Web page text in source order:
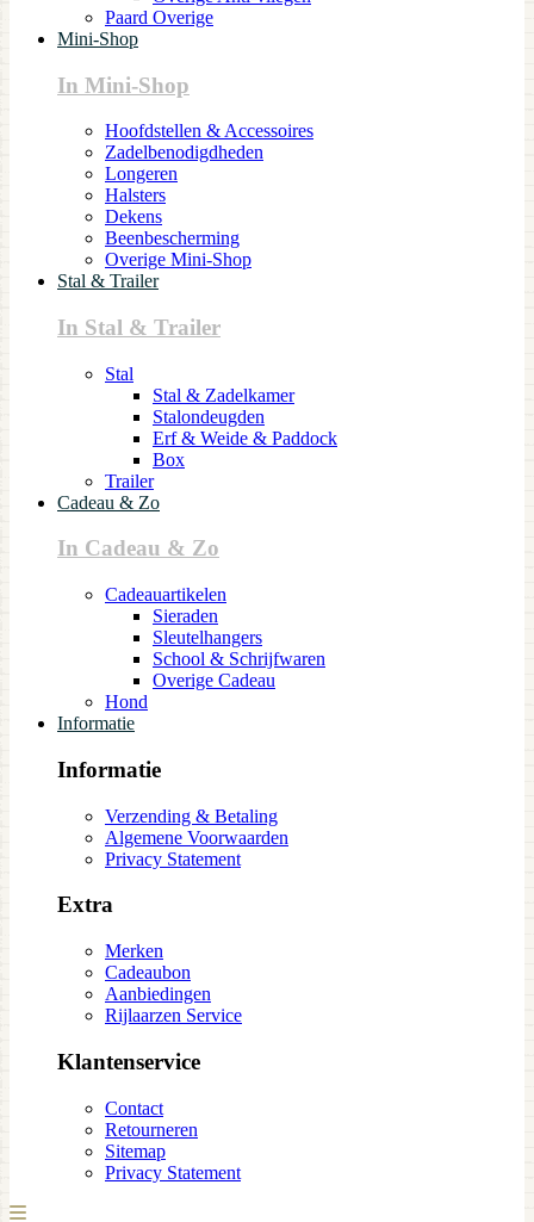
Paard Overige
Mini-Shop
In Mini-Shop
Hoofdstellen & Accessoires
Zadelbenodigdheden
Longeren
Halsters
Dekens
Beenbescherming
Overige Mini-Shop
Stal & Trailer
In Stal & Trailer
Stal
Stal & Zadelkamer
Stalondeugden
Erf & Weide & Paddock
Box
Trailer
Cadeau & Zo
In Cadeau & Zo
Cadeauartikelen
Sieraden
Sleutelhangers
School & Schrijfwaren
Overige Cadeau
Hond
Informatie
Informatie
Verzending & Betaling
Algemene Voorwaarden
Privacy Statement
Extra
Merken
Cadeaubon
Aanbiedingen
Rijlaarzen Service
Klantenservice
Contact
Retourneren
Sitemap
Privacy Statement